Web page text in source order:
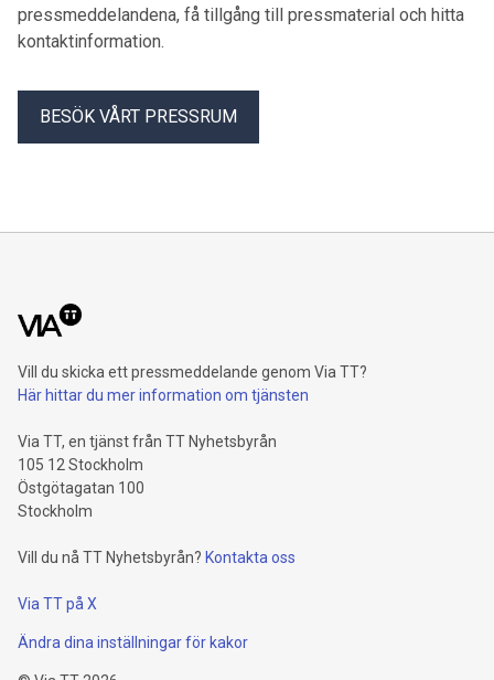
pressmeddelandena, få tillgång till pressmaterial och hitta
kontaktinformation.
BESÖK VÅRT PRESSRUM
Vill du skicka ett pressmeddelande genom Via TT?
Här hittar du mer information om tjänsten
Via TT, en tjänst från TT Nyhetsbyrån
105 12 Stockholm
Östgötagatan 100
Stockholm
Vill du nå TT Nyhetsbyrån? Kontakta oss
Via TT på X
Ändra dina inställningar för kakor